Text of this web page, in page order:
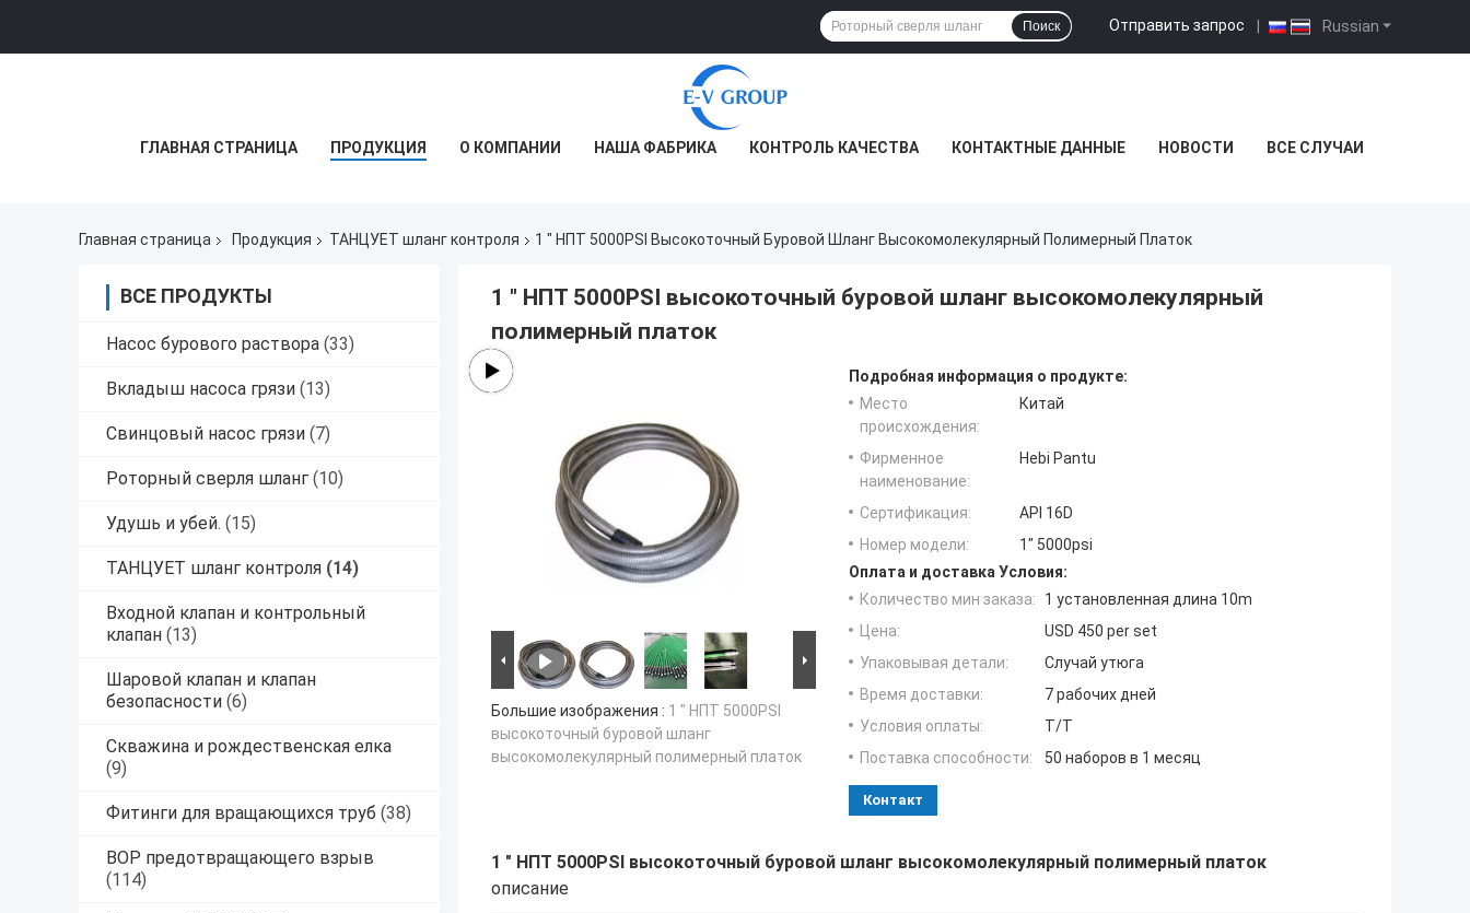
Russian
Отправить запрос |
Поиск
ГЛАВНАЯ СТРАНИЦА ПРОДУКЦИЯ О КОМПАНИИ НАША ФАБРИКА КОНТРОЛЬ КАЧЕСТВА КОНТАКТНЫЕ ДАННЫЕ НОВОСТИ ВСЕ СЛУЧАИ
Главная страница Продукция ТАНЦУЕТ шланг контроля 1 " НПТ 5000PSI Высокоточный Буровой Шланг Высокомолекулярный Полимерный Платок
ВСЕ ПРОДУКТЫ
Насос бурового раствора (33)
Вкладыш насоса грязи (13)
Свинцовый насос грязи (7)
Роторный сверля шланг (10)
Удушь и убей. (15)
ТАНЦУЕТ шланг контроля (14)
Входной клапан и контрольный
клапан (13)
Шаровой клапан и клапан
безопасности (6)
Скважина и рождественская елка
(9)
Фитинги для вращающихся труб (38)
BOP предотвращающего взрыв
(114)
1 " НПТ 5000PSI высокоточный буровой шланг высокомолекулярный
полимерный платок
Большие изображения : 1 " НПТ 5000PSI
высокоточный буровой шланг
высокомолекулярный полимерный платок
Подробная информация о продукте:
Место
происхождения:
Китай
Фирменное
наименование:
Hebi Pantu
Сертификация:
API 16D
Номер модели:
1" 5000psi
Оплата и доставка Условия:
Количество мин заказа:
1 установленная длина 10m
Цена:
USD 450 per set
Упаковывая детали:
Случай утюга
Время доставки:
7 рабочих дней
Условия оплаты:
T/T
Поставка способности:
50 наборов в 1 месяц
Контакт
1 " НПТ 5000PSI высокоточный буровой шланг высокомолекулярный полимерный платок
описание